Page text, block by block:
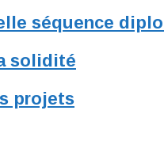
séquence
solidité
projets